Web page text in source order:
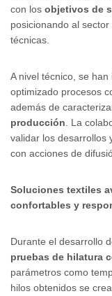
con los objetivos de
posicionando al
técnicas.
A nivel técnico, se han
optimizado procesos
además de
producción . La
validar los desarrollos
con acciones de
Soluciones textiles
confortables y
Durante el desarrollo
pruebas de hilatura
parámetros como
hilos obtenidos se